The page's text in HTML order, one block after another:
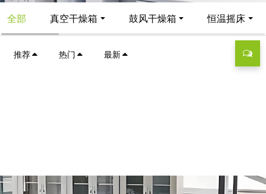
全部 真空干燥箱 鼓风干燥箱 恒温摇床
推荐 热门 最新